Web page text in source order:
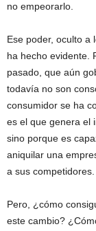
no empeorarlo.
Ese poder, oculto a
ha hecho evidente.
pasado, que aún
todavía no son
consumidor se ha
es el que genera el
sino porque es
aniquilar una
a sus competidores.
Pero, ¿cómo
este cambio?